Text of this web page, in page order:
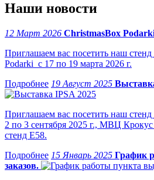
Наши новости
12 Март 2026 ChristmasBox
Приглашаем вас посетить наш
Podarki с 17 по 19 марта 2026 г.
19 Август 2025
Приглашаем вас посетить наш
2 по 3 сентября 2025 г., МВЦ
стенд Е58.
15 Январь 2025 График
заказов.